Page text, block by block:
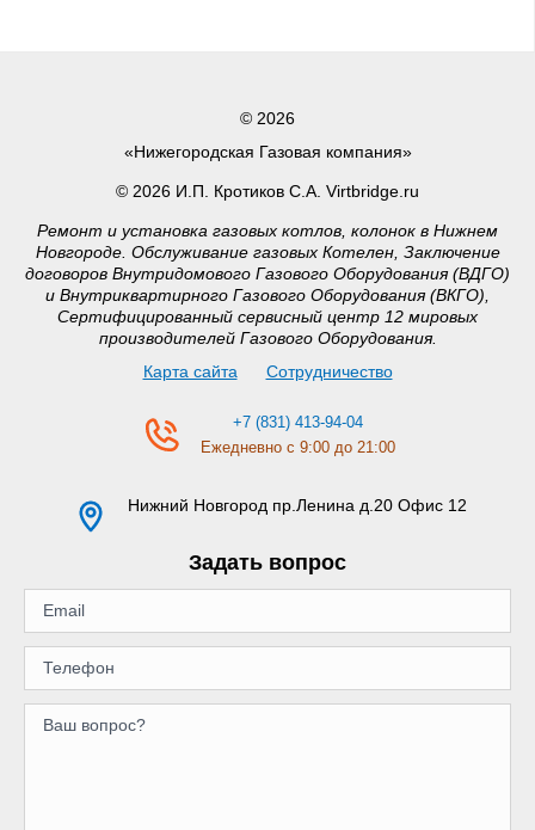
© 2026
«Нижегородская Газовая компания»
© 2026 И.П. Кротиков С.А. Virtbridge.ru
Ремонт и установка газовых котлов, колонок в Нижнем
Новгороде. Обслуживание газовых Котелен, Заключение
договоров Внутридомового Газового Оборудования (ВДГО)
и Внутриквартирного Газового Оборудования (ВКГО),
Сертифицированный сервисный центр 12 мировых
производителей Газового Оборудования.
Карта сайта
Сотрудничество
+7 (831) 413-94-04
Ежедневно с 9:00 до 21:00
Нижний Новгород пр.Ленина д.20 Офис 12
Задать вопрос